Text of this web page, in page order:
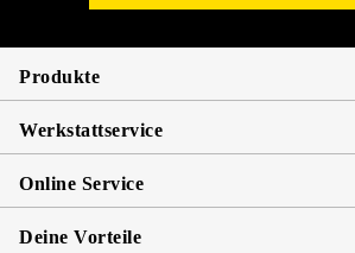
Produkte
Werkstattservice
Online Service
Deine Vorteile